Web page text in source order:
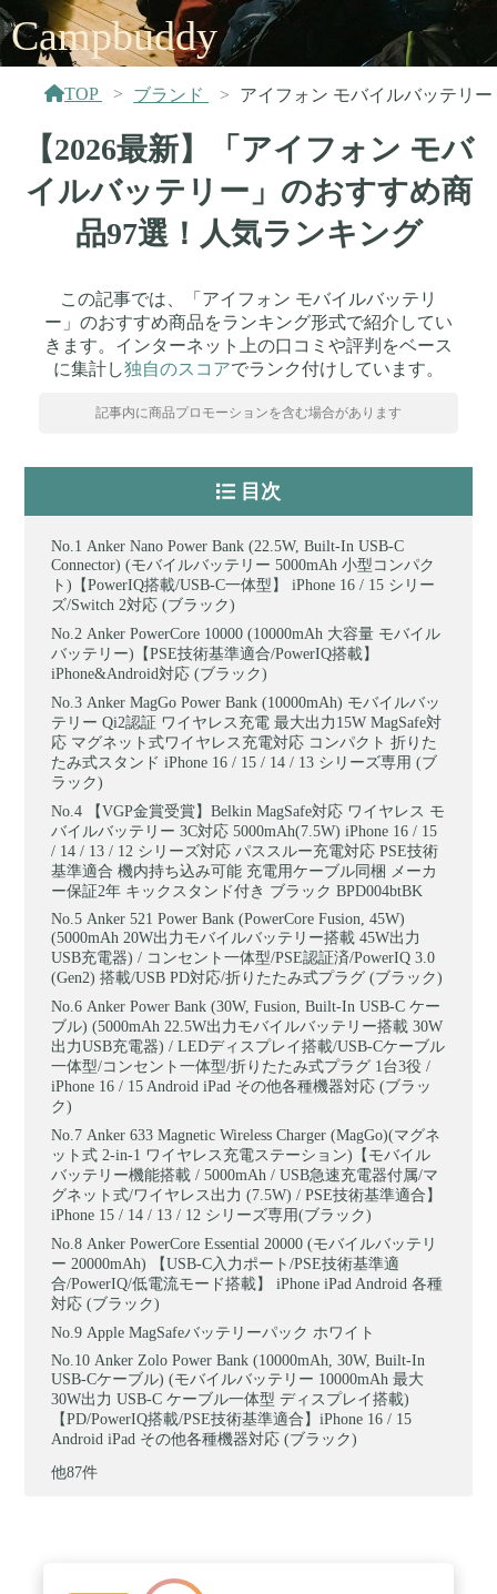
Campbuddy
TOP ブランド アイフォン モバイルバッテリー
【2026最新】「アイフォン モバ
イルバッテリー」のおすすめ商
品97選！人気ランキング
この記事では、「アイフォン モバイルバッテリ
ー」のおすすめ商品をランキング形式で紹介してい
きます。インターネット上の口コミや評判をベース
に集計し独自のスコアでランク付けしています。
記事内に商品プロモーションを含む場合があります
目次
Anker Nano Power Bank (22.5W, Built-In USB-C
Connector) (モバイルバッテリー 5000mAh 小型コンパク
ト)【PowerIQ搭載/USB-C一体型】 iPhone 16 / 15 シリー
ズ/Switch 2対応 (ブラック)
Anker PowerCore 10000 (10000mAh 大容量 モバイル
バッテリー)【PSE技術基準適合/PowerIQ搭載】
iPhone&Android対応 (ブラック)
Anker MagGo Power Bank (10000mAh) モバイルバッ
テリー Qi2認証 ワイヤレス充電 最大出力15W MagSafe対
応 マグネット式ワイヤレス充電対応 コンパクト 折りた
たみ式スタンド iPhone 16 / 15 / 14 / 13 シリーズ専用 (ブ
ラック)
【VGP金賞受賞】Belkin MagSafe対応 ワイヤレス モ
バイルバッテリー 3C対応 5000mAh(7.5W) iPhone 16 / 15
/ 14 / 13 / 12 シリーズ対応 パススルー充電対応 PSE技術
基準適合 機内持ち込み可能 充電用ケーブル同梱 メーカ
ー保証2年 キックスタンド付き ブラック BPD004btBK
Anker 521 Power Bank (PowerCore Fusion, 45W)
(5000mAh 20W出力モバイルバッテリー搭載 45W出力
USB充電器) / コンセント一体型/PSE認証済/PowerIQ 3.0
(Gen2) 搭載/USB PD対応/折りたたみ式プラグ (ブラック)
Anker Power Bank (30W, Fusion, Built-In USB-C ケー
ブル) (5000mAh 22.5W出力モバイルバッテリー搭載 30W
出力USB充電器) / LEDディスプレイ搭載/USB-Cケーブル
一体型/コンセント一体型/折りたたみ式プラグ 1台3役 /
iPhone 16 / 15 Android iPad その他各種機器対応 (ブラッ
ク)
Anker 633 Magnetic Wireless Charger (MagGo)(マグネ
ット式 2-in-1 ワイヤレス充電ステーション)【モバイル
バッテリー機能搭載 / 5000mAh / USB急速充電器付属/マ
グネット式/ワイヤレス出力 (7.5W) / PSE技術基準適合】
iPhone 15 / 14 / 13 / 12 シリーズ専用(ブラック)
Anker PowerCore Essential 20000 (モバイルバッテリ
ー 20000mAh) 【USB-C入力ポート/PSE技術基準適
合/PowerIQ/低電流モード搭載】 iPhone iPad Android 各種
対応 (ブラック)
Apple MagSafeバッテリーパック ホワイト
Anker Zolo Power Bank (10000mAh, 30W, Built-In
USB-Cケーブル) (モバイルバッテリー 10000mAh 最大
30W出力 USB-C ケーブル一体型 ディスプレイ搭載)
【PD/PowerIQ搭載/PSE技術基準適合】iPhone 16 / 15
Android iPad その他各種機器対応 (ブラック)
他87件